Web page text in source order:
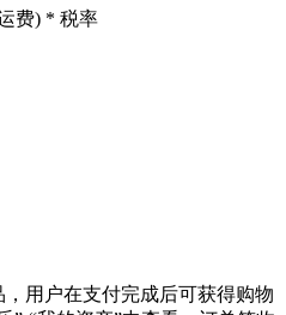
费) * 税率
用户在支付完成后可获得购物